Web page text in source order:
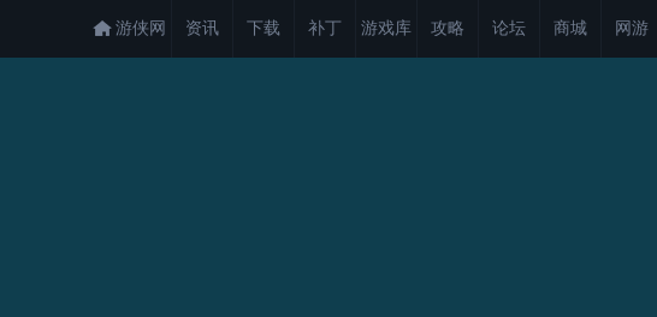
游侠网 资讯 下载 补丁 游戏库 攻略 论坛 商城 网游